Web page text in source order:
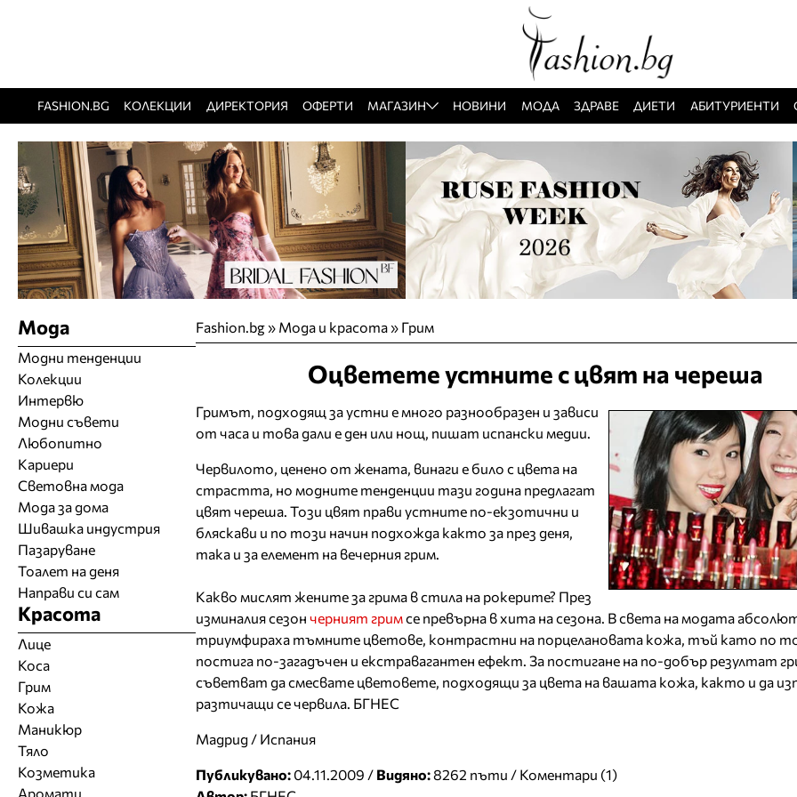
FASHION.BG КОЛЕКЦИИ ДИРЕКТОРИЯ ОФЕРТИ МАГАЗИН НОВИНИ МОДА ЗДРАВЕ ДИЕТИ АБИТУРИЕНТИ
Fashion.bg» Мода и красота» Грим
Оцветете устните с цвят на череша
Гримът, подходящ за устни е много разнообразен и зависи
от часа и това дали е ден или нощ, пишат испански медии.
Червилото, ценено от жената, винаги е било с цвета на
страстта, но модните тенденции тази година предлагат
цвят череша. Този цвят прави устните по-екзотични и
бляскави и по този начин подхожда както за през деня,
така и за елемент на вечерния грим.
Какво мислят жените за грима в стила на рокерите? През
изминалия сезон черният гримсе превърна в хита на сезона. В света на модата
триумфираха тъмните цветове, контрастни на порцелановата кожа, тъй като по
постига по-загадъчен и екстравагантен ефект. За постигане на по-добър резултат
съветват да смесвате цветовете, подходящи за цвета на вашата кожа, както и да
разтичащи се червила. БГНЕС
Мадрид / Испания
Публикувано: 04.11.2009 / Видяно:8262 пъти / Коментари (1)
Мода
Модни тенденции
Колекции
Интервю
Модни съвети
Любопитно
Кариери
Световна мода
Мода за дома
Шивашка индустрия
Пазаруване
Тоалет на деня
Направи си сам
Красота
Лице
Коса
Грим
Кожа
Маникюр
Тяло
Козметика
Аромати